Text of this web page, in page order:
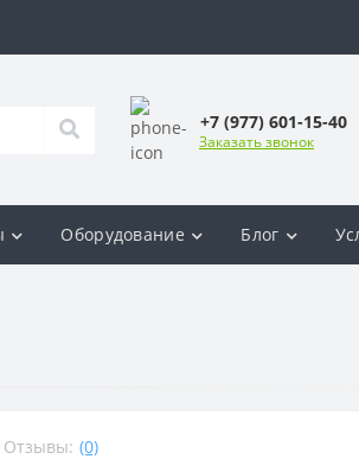
+7 (977) 601-15-40
Заказать звонок
Оборудование Блог
Отзывы: (0)